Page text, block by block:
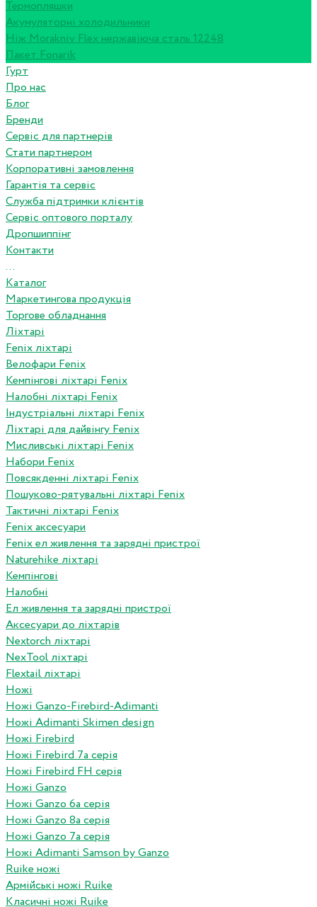
Термопляшки
Акумуляторні холодильники
Ніж Morakniv Flex нержавіюча сталь 12248
Пакет Fonarik
Гурт
Про нас
Блог
Бренди
Сервіс для партнерів
Стати партнером
Корпоративні замовлення
Гарантія та сервіс
Служба підтримки клієнтів
Сервіс оптового порталу
Дропшиппінг
Контакти
...
Каталог
Маркетингова продукція
Торгове обладнання
Ліхтарі
Fenix ліхтарі
Велофари Fenix
Кемпінгові ліхтарі Fenix
Налобні ліхтарі Fenix
Індустріальні ліхтарі Fenix
Ліхтарі для дайвінгу Fenix
Мисливські ліхтарі Fenix
Набори Fenix
Повсякденні ліхтарі Fenix
Пошуково-рятувальні ліхтарі Fenix
Тактичні ліхтарі Fenix
Fenix аксесуари
Fenix ел живлення та зарядні пристрої
Naturehike ліхтарі
Кемпінгові
Налобні
Ел живлення та зарядні пристрої
Аксесуари до ліхтарів
Nextorch ліхтарі
NexTool ліхтарі
Flextail ліхтарі
Ножі
Ножі Ganzo-Firebird-Adimanti
Ножі Adimanti Skimen design
Ножі Firebird
Ножі Firebird 7а серія
Ножі Firebird FH серія
Ножі Ganzo
Ножі Ganzo 6а серія
Ножі Ganzo 8а серія
Ножі Ganzo 7а серія
Ножі Adimanti Samson by Ganzo
Ruike ножі
Армійські ножі Ruike
Класичні ножі Ruike